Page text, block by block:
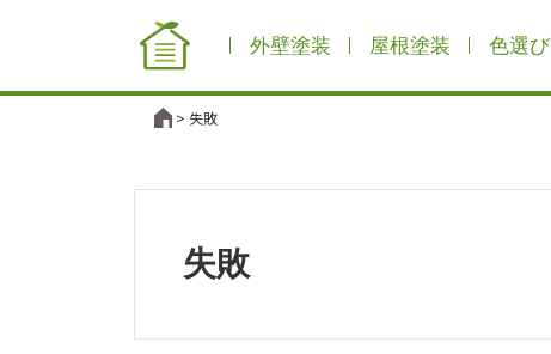
外壁塗装 屋根塗装 色選び
失敗
失敗